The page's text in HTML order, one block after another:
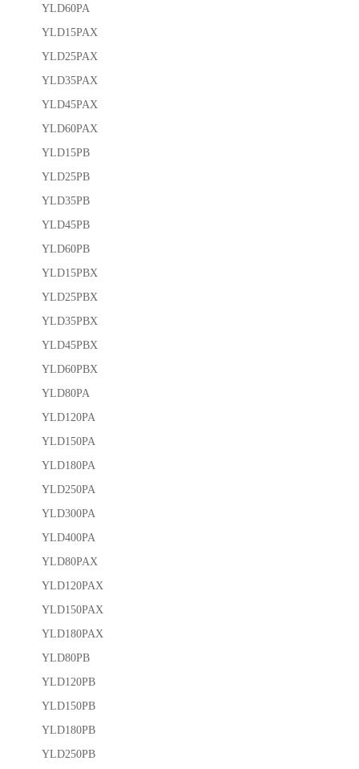
YLD60PA
YLD15PAX
YLD25PAX
YLD35PAX
YLD45PAX
YLD60PAX
YLD15PB
YLD25PB
YLD35PB
YLD45PB
YLD60PB
YLD15PBX
YLD25PBX
YLD35PBX
YLD45PBX
YLD60PBX
YLD80PA
YLD120PA
YLD150PA
YLD180PA
YLD250PA
YLD300PA
YLD400PA
YLD80PAX
YLD120PAX
YLD150PAX
YLD180PAX
YLD80PB
YLD120PB
YLD150PB
YLD180PB
YLD250PB